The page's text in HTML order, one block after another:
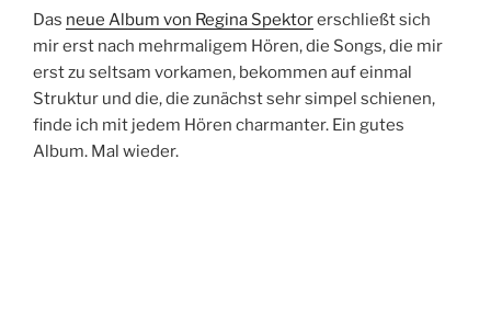
Das neue Album von Regina Spektorerschließt sich
mir erst nach mehrmaligem Hören, die Songs, die mir
erst zu seltsam vorkamen, bekommen auf einmal
Struktur und die, die zunächst sehr simpel schienen,
finde ich mit jedem Hören charmanter. Ein gutes
Album. Mal wieder.